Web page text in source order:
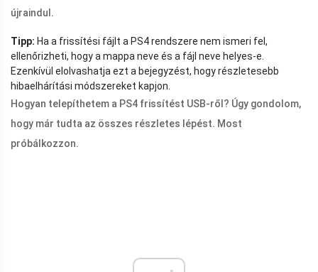
újraindul.
Tipp: Ha a frissítési fájlt a PS4 rendszere nem ismeri fel,
ellenőrizheti, hogy a mappa neve és a fájl neve helyes-e.
Ezenkívül elolvashatja ezt a bejegyzést, hogy részletesebb
hibaelhárítási módszereket kapjon.
Hogyan telepíthetem a PS4 frissítést USB-ről? Úgy gondolom,
hogy már tudta az összes részletes lépést. Most
próbálkozzon.